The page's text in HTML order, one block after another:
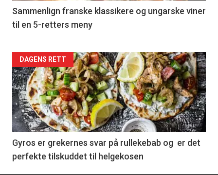
5
Sammenlign franske klassikere og ungarske viner
til en 5-retters meny
Forsiden
akkurat
nå
-
6
DAGENS RETT
Gyros er grekernes svar på rullekebab og er det
perfekte tilskuddet til helgekosen